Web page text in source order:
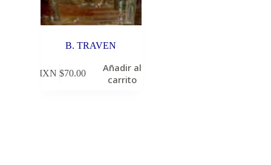
B. TRAVEN
MXN $70.00
Añadir al
carrito